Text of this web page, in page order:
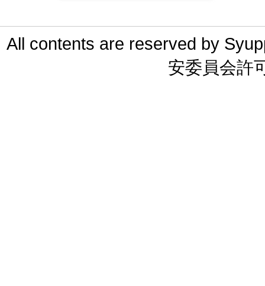
All contents are reserved by
安委員会許